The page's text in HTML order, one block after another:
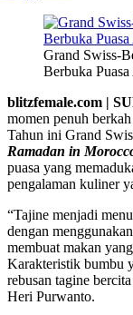
Grand Swiss-
Berbuka
blitzfemale.com |
momen penuh
Tahun ini Grand
Ramadan in
puasa yang
pengalaman kuliner
“Tajine menjadi
dengan
membuat makan
Karakteristik bumbu
rebusan tagine
Heri Purwanto.